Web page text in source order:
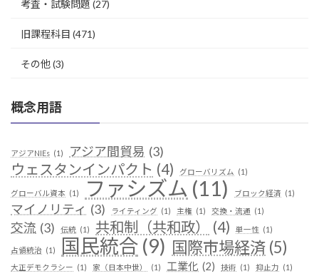
考査・試験問題 (27)
旧課程科目 (471)
その他(3)
概念用語
アジアNIEs (1) アジア間貿易 (3)
ウェスタンインパクト (4) グローバリズム (1)
グローバル資本 (1) ファシズム (11) ブロック経済 (1)
マイノリティ (3) ライティング (1) 主権 (1) 交換・流通 (1)
交流 (3) 伝統 (1) 共和制（共和政） (4) 単一性 (1)
占領統治 (1) 国民統合 (9) 国際市場経済 (5)
大正デモクラシー (1) 家（日本中世） (1) 工業化 (2) 技術 (1) 抑止力 (1)